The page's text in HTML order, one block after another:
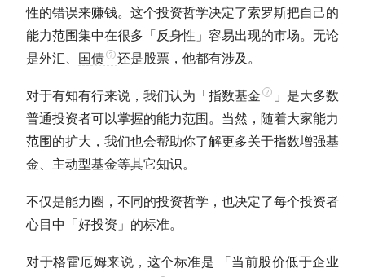
性的错误来赚钱。这个投资哲学决定了索罗斯把自己的
能力范围集中在很多「反身性」容易出现的市场。无论
是外汇、
国债 还是股票，他都有涉及。
对于有知有行来说，我们认为「 指数基金
」是大多数
普通投资者可以掌握的能力范围。当然，随着大家能力
范围的扩大，我们也会帮助你了解更多关于指数增强基
金、 主动型基金等其它知识。
不仅是能力圈 ，不同的投资哲学，也决定了每个投资者
心目中「好投资」的标准。
对于格雷厄姆来说，这个标准是 「当前股价低于企业